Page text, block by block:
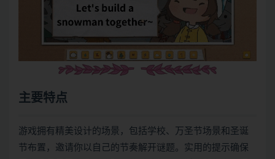
主要特点
游戏拥有精美设计的场景，包括学校、万圣节场景和圣诞
节布置，邀请你以自己的节奏解开谜题。实用的提示确保